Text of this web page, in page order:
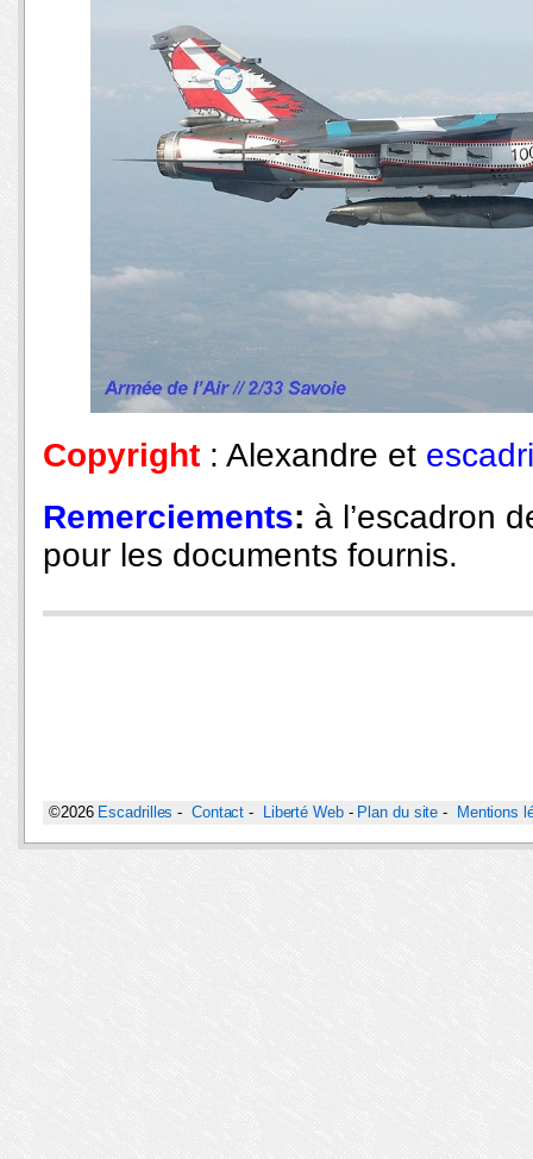
Copyright : Alexandre et
Remerciements: à l’escadron
pour les documents fournis.
©2026 Escadrilles - Contact - Liberté Web- Plan du site - Mentions